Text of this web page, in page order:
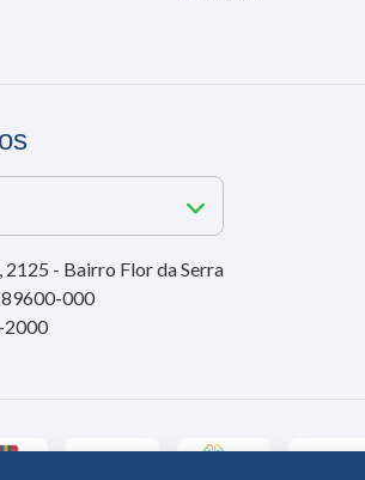
2125 - Bairro Flor da Serra
89600-000
2000